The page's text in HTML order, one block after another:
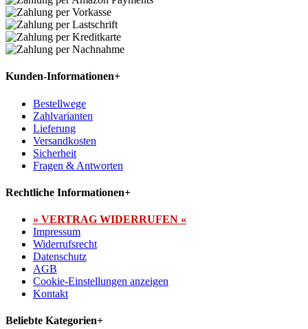
Kunden-Informationen+
Bestellwege
Zahlvarianten
Lieferung
Versandkosten
Sicherheit
Fragen & Antworten
Rechtliche Informationen+
» VERTRAG WIDERRUFEN «
Impressum
Widerrufsrecht
Datenschutz
AGB
Cookie-Einstellungen anzeigen
Kontakt
Beliebte Kategorien+